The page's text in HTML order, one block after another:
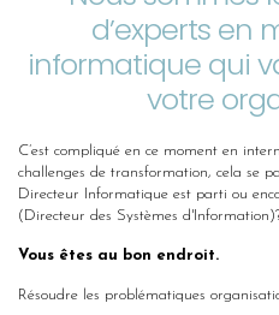
d’experts en
informatique qui
votre
C’est compliqué en ce moment en
challenges de transformation, cela se
Directeur Informatique est parti ou
(Directeur des Systèmes
Vous êtes au bon endroit.
Résoudre les problématiques